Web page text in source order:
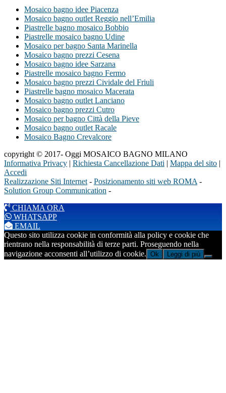
Mosaico bagno idee Piacenza
Mosaico bagno outlet Reggio nell’Emilia
Piastrelle bagno mosaico Bobbio
Piastrelle mosaico bagno Udine
Mosaico per bagno Santa Marinella
Mosaico bagno prezzi Cesena
Mosaico bagno idee Sarzana
Piastrelle mosaico bagno Fermo
Mosaico bagno prezzi Cividale del Friuli
Piastrelle bagno mosaico Macerata
Mosaico bagno outlet Lanciano
Mosaico bagno prezzi Cutro
Mosaico per bagno Città della Pieve
Mosaico bagno outlet Racale
Mosaico Bagno Crevalcore
copyright © 2017- Oggi MOSAICO BAGNO MILANO
Informativa Privacy | Richiesta Cancellazione Dati | Mappa del sito |
Accedi
Realizzazione Siti Internet - Posizionamento siti web ROMA -
Solution Group Communication -
CHIAMA ORA
WHATSAPP
EMAIL
Questo sito utilizza cookie in conformità alla policy e cookie che
rientrano nella responsabilità di terze parti. Proseguendo nella
navigazione acconsenti all’utilizzo di cookie. Ok Leggi di più